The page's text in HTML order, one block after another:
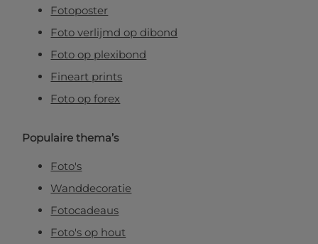
Fotoposter
Foto verlijmd op dibond
Foto op plexibond
Fineart prints
Foto op forex
Populaire thema’s
Foto's
Wanddecoratie
Fotocadeaus
Foto's op hout